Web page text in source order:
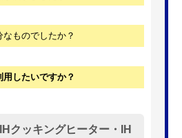
ものでしたか？
したいですか？
クッキングヒーター・IH